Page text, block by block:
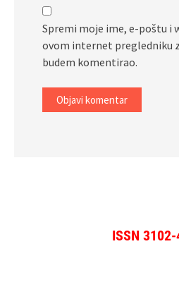
Spremi moje ime, e-poštu i
ovom internet pregledniku
budem komentirao.
ISSN